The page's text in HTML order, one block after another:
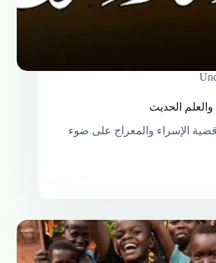
والعلم الحديث
الإسراء والمعراج على ضوء